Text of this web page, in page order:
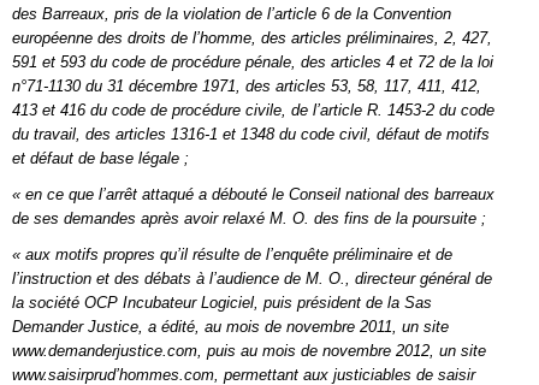
des Barreaux, pris de la violation de l’article 6 de la Convention
européenne des droits de l’homme, des articles préliminaires, 2, 427,
591 et 593 du code de procédure pénale, des articles 4 et 72 de la loi
n°71-1130 du 31 décembre 1971, des articles 53, 58, 117, 411, 412,
413 et 416 du code de procédure civile, de l’article R. 1453-2 du code
du travail, des articles 1316-1 et 1348 du code civil, défaut de motifs
et défaut de base légale ;
« en ce que l’arrêt attaqué a débouté le Conseil national des barreaux
de ses demandes après avoir relaxé M. O. des fins de la poursuite ;
« aux motifs propres qu’il résulte de l’enquête préliminaire et de
l’instruction et des débats à l’audience de M. O., directeur général de
la société OCP Incubateur Logiciel, puis président de la Sas
Demander Justice, a édité, au mois de novembre 2011, un site
www.demanderjustice.com, puis au mois de novembre 2012, un site
www.saisirprud’hommes.com, permettant aux justiciables de saisir